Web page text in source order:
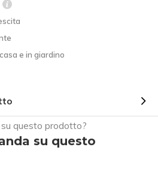
e in giardino
su questo